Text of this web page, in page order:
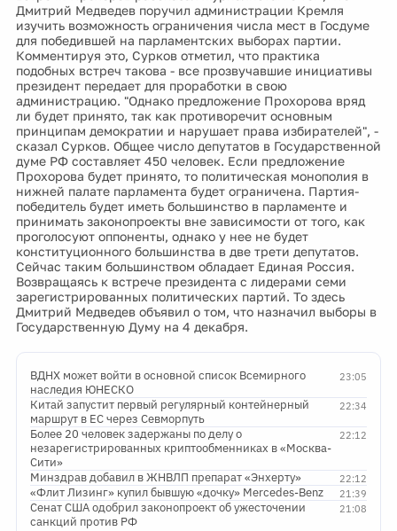
Дмитрий Медведев поручил администрации Кремля
изучить возможность ограничения числа мест в Госдуме
для победившей на парламентских выборах партии.
Комментируя это, Сурков отметил, что практика
подобных встреч такова - все прозвучавшие инициативы
президент передает для проработки в свою
администрацию. "Однако предложение Прохорова вряд
ли будет принято, так как противоречит основным
принципам демократии и нарушает права избирателей", -
сказал Сурков. Общее число депутатов в Государственной
думе РФ составляет 450 человек. Если предложение
Прохорова будет принято, то политическая монополия в
нижней палате парламента будет ограничена. Партия-
победитель будет иметь большинство в парламенте и
принимать законопроекты вне зависимости от того, как
проголосуют оппоненты, однако у нее не будет
конституционного большинства в две трети депутатов.
Сейчас таким большинством обладает Единая Россия.
Возвращаясь к встрече президента с лидерами семи
зарегистрированных политических партий. То здесь
Дмитрий Медведев объявил о том, что назначил выборы в
Государственную Думу на 4 декабря.
23:05
ВДНХ может войти в основной список Всемирного
наследия ЮНЕСКО
22:34
Китай запустит первый регулярный контейнерный
маршрут в ЕС через Севморпуть
22:12
Более 20 человек задержаны по делу о
незарегистрированных криптообменниках в «Москва-
Сити»
22:12
Минздрав добавил в ЖНВЛП препарат «Энхерту»
21:39
«Флит Лизинг» купил бывшую «дочку» Mercedes-Benz
21:08
Сенат США одобрил законопроект об ужесточении
санкций против РФ